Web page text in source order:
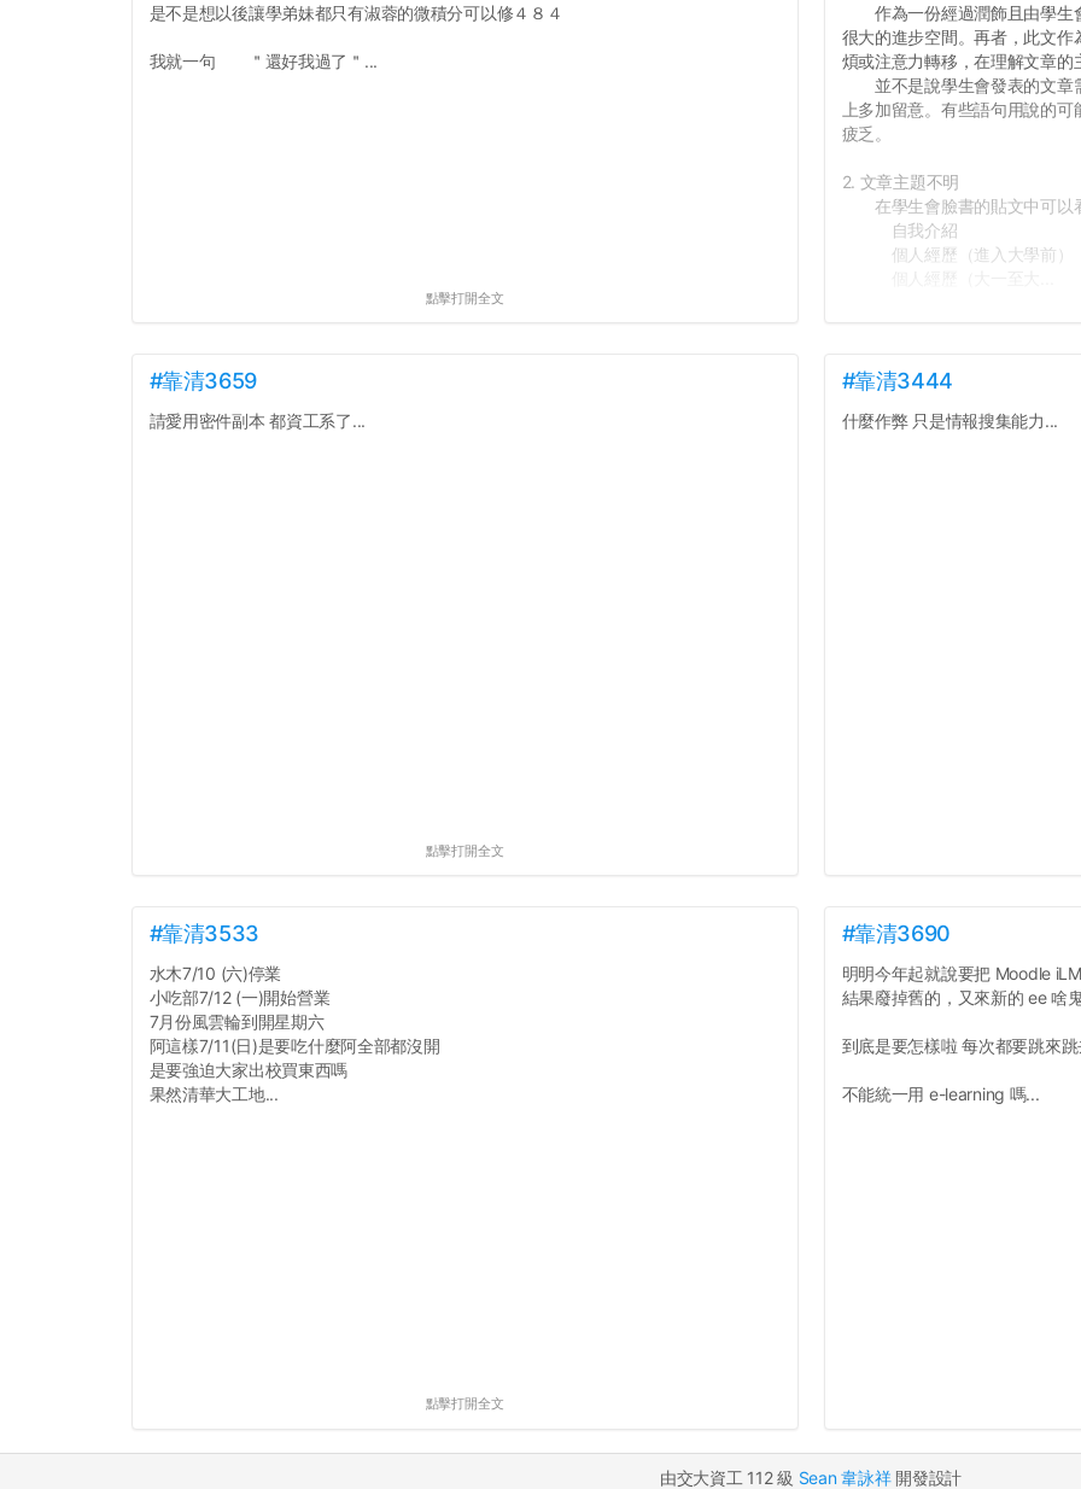
是不是想以後讓學弟妹都只有淑蓉的微積分可以修４８４
我就一句 ＂還好我過了＂...
點擊打開全文
作為一份經過潤飾且由學生
很大的進步空間。再者，此文
煩或注意力轉移，在理解文章的
並不是說學生會發表的文章
上多加留意。有些語句用說的
疲乏。
2. 文章主題不明
在學生會臉書的貼文中可以
自我介紹
個人經歷（進入大學前）
#靠清3659
請愛用密件副本 都資工系了...
點擊打開全文
#靠清3444
什麼作弊 只是情報搜集能力...
#靠清3533
水木7/10 (六)停業
小吃部7/12 (一)開始營業
7月份風雲輪到開星期六
阿這樣7/11(日)是要吃什麼阿全部都沒開
是要強迫大家出校買東西嗎
果然清華大工地...
點擊打開全文
#靠清3690
明明今年起就說要把 Moodle
結果廢掉舊的，又來新的 ee 啥
到底是要怎樣啦 每次都要跳來
不能統一用 e-learning 嗎...
由交大資工 112 級 Sean 韋詠祥開發設計